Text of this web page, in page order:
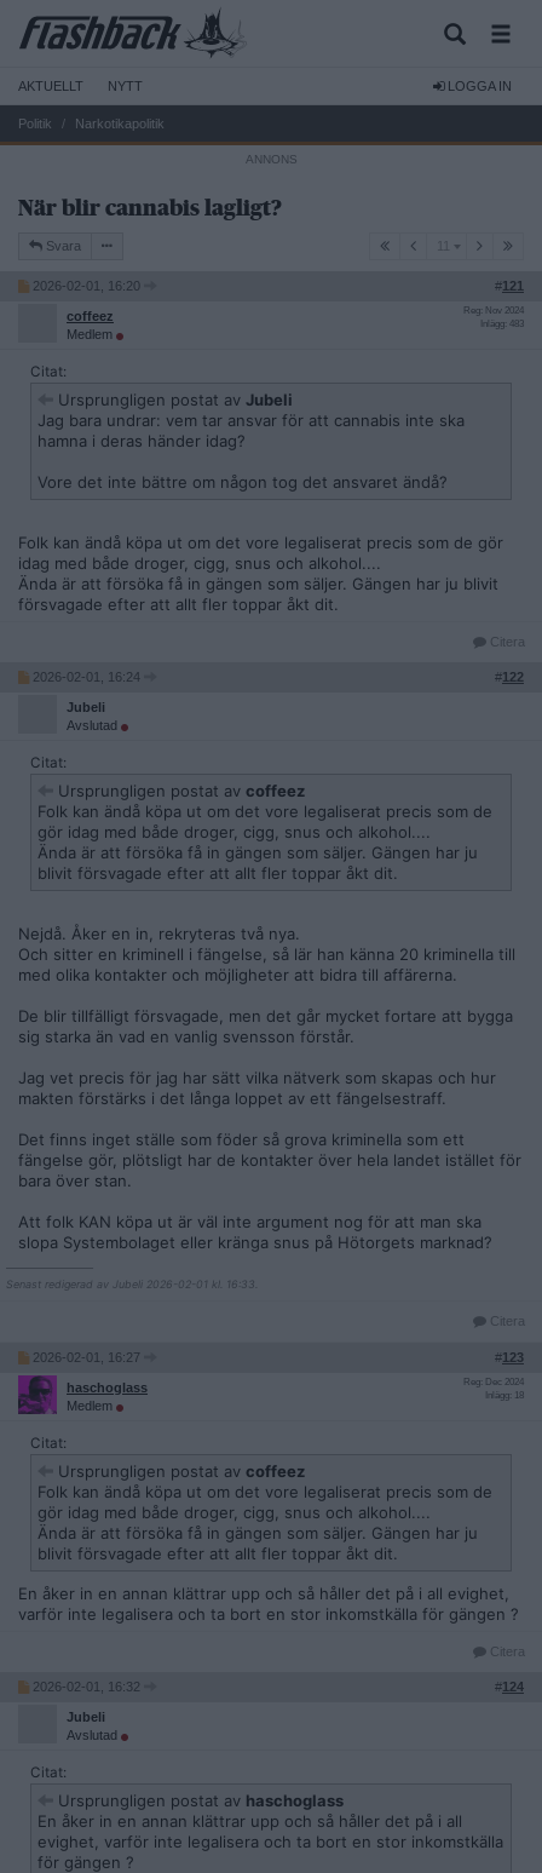
AKTUELLT NYTT LOGGA IN
Politik Narkotikapolitik
När blir cannabis lagligt?
Svara
2026-02-01, 16:20 #121
coffeez
Medlem
Reg: Nov 2024
Inlägg: 483
Citat:
Ursprungligen postat av Jubeli
Jag bara undrar: vem tar ansvar för att cannabis inte ska
hamna i deras händer idag?
Vore det inte bättre om någon tog det ansvaret ändå?
Folk kan ändå köpa ut om det vore legaliserat precis som de gör
idag med både droger, cigg, snus och alkohol....
Ända är att försöka få in gängen som säljer. Gängen har ju blivit
försvagade efter att allt fler toppar åkt dit.
Citera
2026-02-01, 16:24 #122
Jubeli
Avslutad
Citat:
Ursprungligen postat av coffeez
Folk kan ändå köpa ut om det vore legaliserat precis som de
gör idag med både droger, cigg, snus och alkohol....
Ända är att försöka få in gängen som säljer. Gängen har ju
blivit försvagade efter att allt fler toppar åkt dit.
Nejdå. Åker en in, rekryteras två nya.
Och sitter en kriminell i fängelse, så lär han känna 20 kriminella till
med olika kontakter och möjligheter att bidra till affärerna.
De blir tillfälligt försvagade, men det går mycket fortare att bygga
sig starka än vad en vanlig svensson förstår.
Jag vet precis för jag har sätt vilka nätverk som skapas och hur
makten förstärks i det långa loppet av ett fängelsestraff.
Det finns inget ställe som föder så grova kriminella som ett
fängelse gör, plötsligt har de kontakter över hela landet istället för
bara över stan.
Att folk KAN köpa ut är väl inte argument nog för att man ska
slopa Systembolaget eller kränga snus på Hötorgets marknad?
Senast redigerad av Jubeli 2026-02-01 kl. 16:33.
Citera
2026-02-01, 16:27 #123
haschoglass
Medlem
Reg: Dec 2024
Inlägg: 18
Citat:
Ursprungligen postat av coffeez
Folk kan ändå köpa ut om det vore legaliserat precis som de
gör idag med både droger, cigg, snus och alkohol....
Ända är att försöka få in gängen som säljer. Gängen har ju
blivit försvagade efter att allt fler toppar åkt dit.
En åker in en annan klättrar upp och så håller det på i all evighet,
varför inte legalisera och ta bort en stor inkomstkälla för gängen ?
Citera
2026-02-01, 16:32 #124
Jubeli
Avslutad
Citat:
Ursprungligen postat av haschoglass
En åker in en annan klättrar upp och så håller det på i all
evighet, varför inte legalisera och ta bort en stor inkomstkälla
för gängen ?